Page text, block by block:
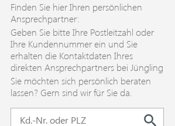
Finden Sie hier Ihren persönlichen
Ansprechpartner:
Geben Sie bitte Ihre Postleitzahl oder
Ihre Kundennummer ein und Sie
erhalten die Kontaktdaten Ihres
direkten Ansprechpartners bei Jüngling
Sie möchten sich persönlich beraten
lassen? Gern sind wir für Sie da.